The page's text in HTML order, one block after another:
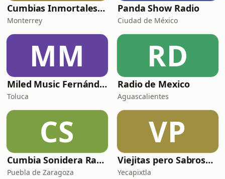
Cumbias Inmortales Radio
Monterrey
Panda Show Radio
Ciudad de México
MM
Miled Music Fernández
Toluca
RD
Radio de Mexico
Aguascalientes
CS
Cumbia Sonidera Radio
Puebla de Zaragoza
VP
Viejitas pero Sabrosas Radio
Yecapixtla